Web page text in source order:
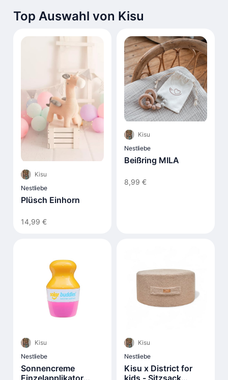
Top Auswahl von Kisu
Kisu
Nestliebe
Plüsch Einhorn
14,99 €
Kisu
Nestliebe
Beißring MILA
8,99 €
Kisu
Nestliebe
Sonnencreme
Kisu
Nestliebe
Kisu x District for